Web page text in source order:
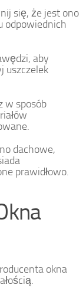
się, że jest ono
odpowiednich
aby
uszczelek
w sposób
dachowe,
prawidłowo.
okna